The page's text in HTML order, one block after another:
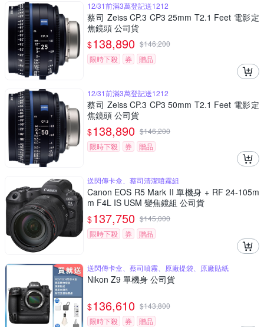
12/31前滿3萬登記送1212
蔡司 Zeiss CP.3 CP3 25mm T2.1 Feet 電影定
焦鏡頭 公司貨
$138,890 $146,200
限時下殺
券 贈品
12/31前滿3萬登記送1212
蔡司 Zeiss CP.3 CP3 50mm T2.1 Feet 電影定
焦鏡頭 公司貨
$138,890 $146,200
限時下殺
券 贈品
送閃傳卡盒、蔡司清潔噴霧組
Canon EOS R5 Mark II 單機身 + RF 24-105m
m F4L IS USM 變焦鏡組 公司貨
$137,750 $145,000
限時下殺
券 贈品
送閃傳卡盒、蔡司噴霧、原廠提袋、原廠貼紙
Nikon Z9 單機身 公司貨
$136,610 $143,800
限時下殺
券 贈品